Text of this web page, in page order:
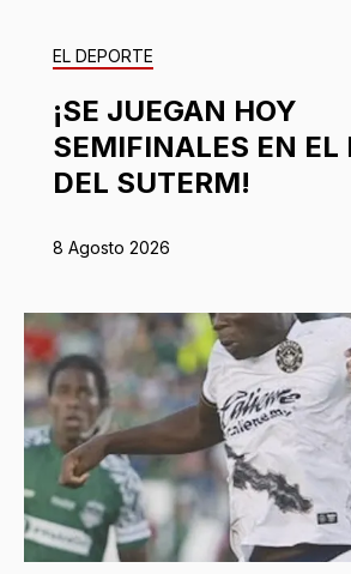
EL DEPORTE
¡SE JUEGAN HOY
SEMIFINALES EN EL
DEL SUTERM!
8 Agosto 2026